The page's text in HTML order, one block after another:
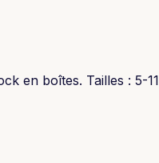
en boîtes. Tailles : 5-11